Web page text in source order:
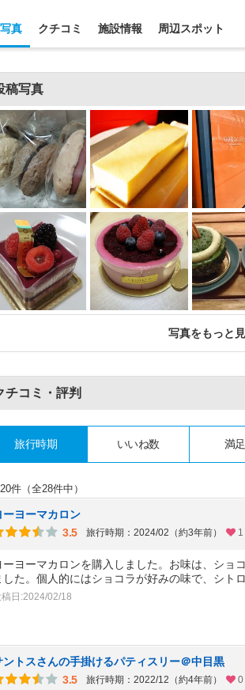
写真 クチコミ 施設情報 周辺スポット
稿写真
写真をもっと
チコミ・評判
旅行時期 いいね数 満
件（全28件中）
ーヨーマカロン
3.5
旅行時期：2024/02（約3年前） 1
ーヨーマカロンを購入しました。お味は、ショ
した。個人的にはショコラが好みの味で、シト
日:2024/02/18
ントスさんの手掛けるパティスリー＠中目黒
3.5
旅行時期：2022/12（約4年前） 0